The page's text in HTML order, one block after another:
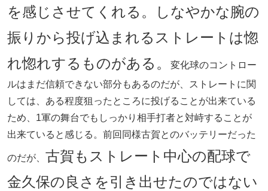
を感じさせてくれる。しなやかな腕の
振りから投げ込まれるストレートは惚
れ惚れするものがある。
変化球のコントロー
ルはまだ信頼できない部分もあるのだが、ストレートに関
しては、ある程度狙ったところに投げることが出来ている
ため、1軍の舞台でもしっかり相手打者と対峙することが
出来ていると感じる。前回同様古賀とのバッテリーだった
のだが、 古賀もストレート中心の配球で
金久保の良さを引き出せたのではない